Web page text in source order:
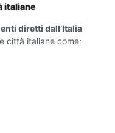
italiane
diretti dall’Italia
città italiane come: